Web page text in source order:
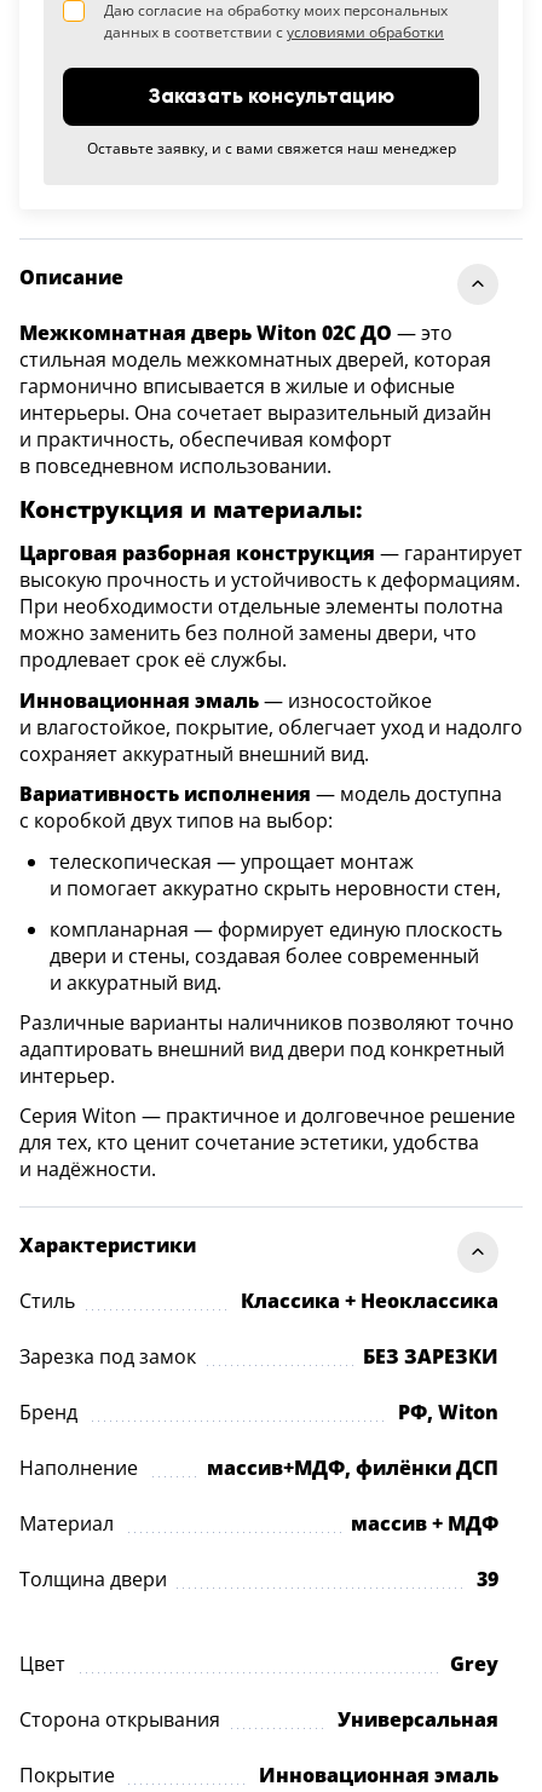
Даю согласие на обработку моих персональных
данных в соответствии сусловиями обработки
Заказать консультацию
Оставьте заявку, и с вами свяжется наш менеджер
Описание
Межкомнатная дверь Witon 02C ДО — это
стильная модель межкомнатных дверей, которая
гармонично вписывается в жилые и офисные
интерьеры. Она сочетает выразительный дизайн
и практичность, обеспечивая комфорт
в повседневном использовании.
Конструкция и материалы:
Царговая разборная конструкция — гарантирует
высокую прочность и устойчивость к деформациям.
При необходимости отдельные элементы полотна
можно заменить без полной замены двери, что
продлевает срок её службы.
Инновационная эмаль— износостойкое
и влагостойкое, покрытие, облегчает уход и надолго
сохраняет аккуратный внешний вид.
Вариативность исполнения — модель доступна
с коробкой двух типов на выбор:
телескопическая — упрощает монтаж
и помогает аккуратно скрыть неровности стен,
компланарная — формирует единую плоскость
двери и стены, создавая более современный
и аккуратный вид.
Различные варианты наличников позволяют точно
адаптировать внешний вид двери под конкретный
интерьер.
Серия Witon — практичное и долговечное решение
для тех, кто ценит сочетание эстетики, удобства
и надёжности.
Характеристики
Стиль Классика + Неоклассика
Зарезка под замок БЕЗ ЗАРЕЗКИ
Бренд РФ, Witon
Наполнение массив+МДФ, филёнки ДСП
Материал массив + МДФ
Толщина двери 39
Цвет Grey
Сторона открывания Универсальная
Покрытие Инновационная эмаль